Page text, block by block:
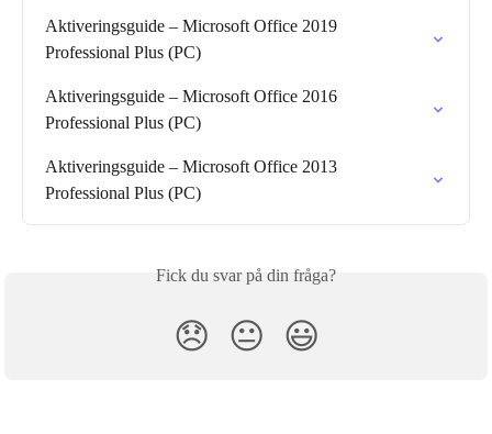
Aktiveringsguide – Microsoft Office 2019
Professional Plus (PC)
Aktiveringsguide – Microsoft Office 2016
Professional Plus (PC)
Aktiveringsguide – Microsoft Office 2013
Professional Plus (PC)
Fick du svar på din fråga?
😞 😐 😃